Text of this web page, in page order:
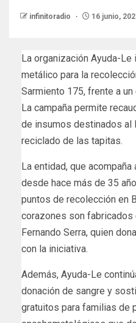
infinitoradio 16 junio,
La organización Ayuda-
metálico para la
Sarmiento 175, frente a
La campaña permite
de insumos destinados al
reciclado de las tapitas.
La entidad, que
desde hace más de 35
puntos de recolección en
corazones son fabricados
Fernando Serra, quien
con la iniciativa.
Además, Ayuda-Le
donación de sangre y
gratuitos para familias de